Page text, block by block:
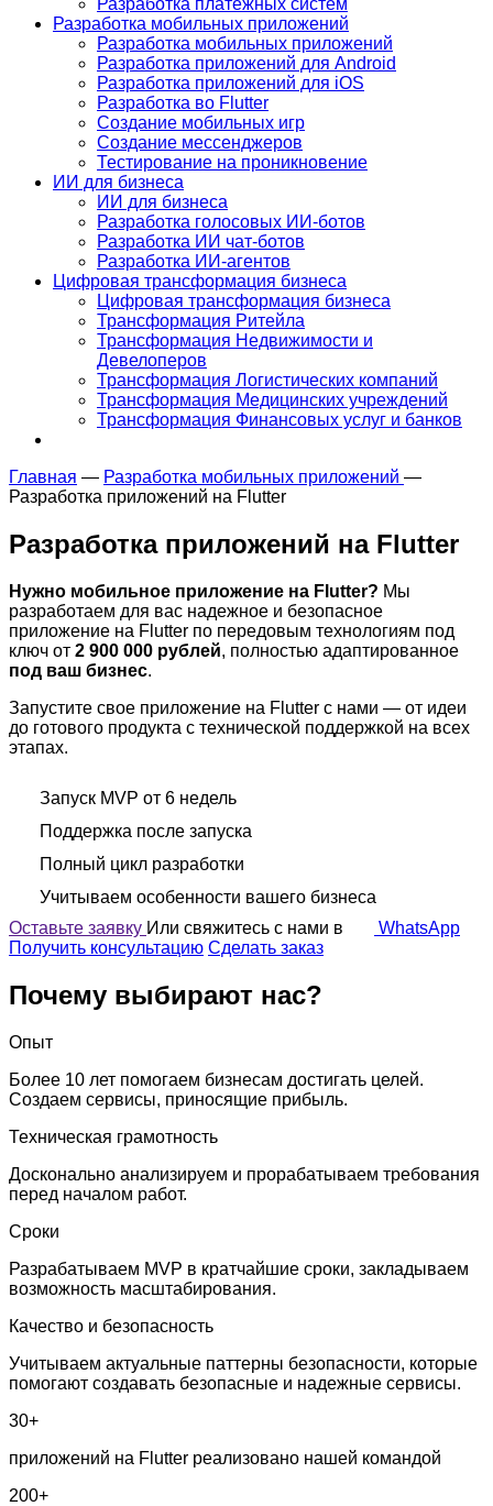
Разработка платежных систем
Разработка мобильных приложений
Разработка мобильных приложений
Разработка приложений для Android
Разработка приложений для iOS
Разработка во Flutter
Создание мобильных игр
Создание мессенджеров
Тестирование на проникновение
ИИ для бизнеса
ИИ для бизнеса
Разработка голосовых ИИ-ботов
Разработка ИИ чат-ботов
Разработка ИИ-агентов
Цифровая трансформация бизнеса
Цифровая трансформация бизнеса
Трансформация Ритейла
Трансформация Недвижимости и
Девелоперов
Трансформация Логистических компаний
Трансформация Медицинских учреждений
Трансформация Финансовых услуг и банков
Главная — Разработка мобильных приложений —
Разработка приложений на Flutter
Разработка приложений на Flutter
Нужно мобильное приложение на Flutter? Мы
разработаем для вас надежное и безопасное
приложение на Flutter по передовым технологиям под
ключ от 2 900 000 рублей, полностью адаптированное
под ваш бизнес.
Запустите свое приложение на Flutter с нами — от идеи
до готового продукта с технической поддержкой на всех
этапах.
Запуск MVP от 6 недель
Поддержка после запуска
Полный цикл разработки
Учитываем особенности вашего бизнеса
Оставьте заявку Или свяжитесь с нами в
WhatsApp
Получить консультацию Сделать заказ
Почему выбирают нас?
Опыт
Более 10 лет помогаем бизнесам достигать целей.
Создаем сервисы, приносящие прибыль.
Техническая грамотность
Досконально анализируем и прорабатываем требования
перед началом работ.
Сроки
Разрабатываем MVP в кратчайшие сроки, закладываем
возможность масштабирования.
Качество и безопасность
Учитываем актуальные паттерны безопасности, которые
помогают создавать безопасные и надежные сервисы.
30+
приложений на Flutter реализовано нашей командой
200+